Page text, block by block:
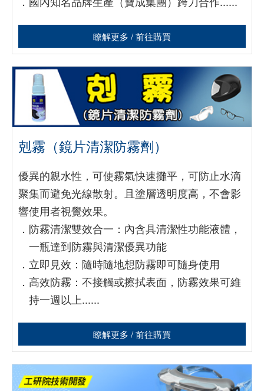
瞭解更多 / 前往購買
剋霧（鏡片清潔防霧劑）
優異的親水性，可使霧氣快速攤平，可防止水滴
聚集而避免光線散射。且塗層透明度高，不會影
響使用者視覺效果。
． 防霧清潔雙效合一：內含具清潔性功能液體，
一瓶達到防霧與清潔優異功能
． 立即見效：隨時隨地想防霧即可隨身使用
． 高效防霧：不接觸或擦拭表面，防霧效果可維
持一週以上......
瞭解更多 / 前往購買